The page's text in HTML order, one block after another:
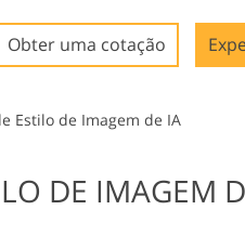
Obter uma cotação
Estilo de Imagem de IA
DE IMAGEM